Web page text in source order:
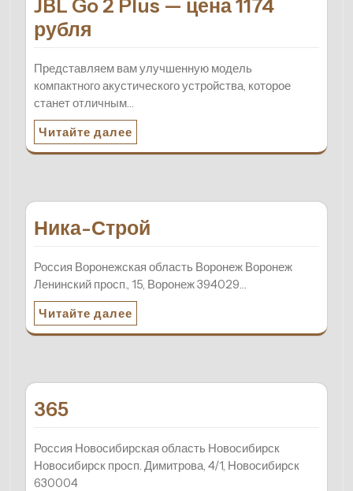
JBL Go 2 Plus — цена 1174
рубля
Представляем вам улучшенную модель
компактного акустического устройства, которое
станет отличным…
Читайте далее
Ника-Строй
Россия Воронежская область Воронеж Воронеж
Ленинский просп., 15, Воронеж 394029…
Читайте далее
365
Россия Новосибирская область Новосибирск
Новосибирск просп. Димитрова, 4/1, Новосибирск
630004